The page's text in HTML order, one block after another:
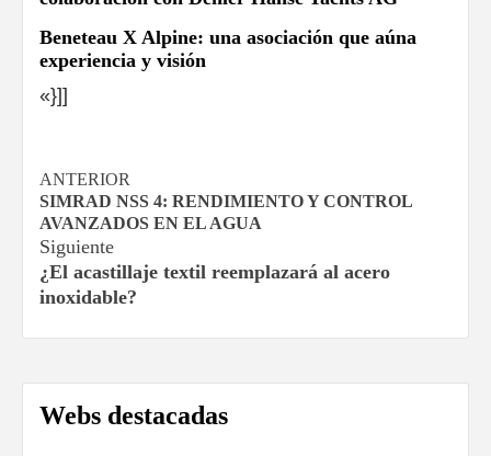
Beneteau X Alpine: una asociación que aúna
experiencia y visión
«}]]
Navegación
de
entradas
ANTERIOR
SIMRAD NSS 4: RENDIMIENTO Y CONTROL
AVANZADOS EN EL AGUA
Siguiente
¿El acastillaje textil reemplazará al acero
inoxidable?
Webs destacadas